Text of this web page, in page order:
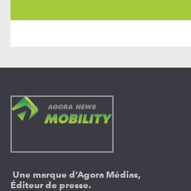
Une marque d’Agora Médias,
Éditeur de presse.